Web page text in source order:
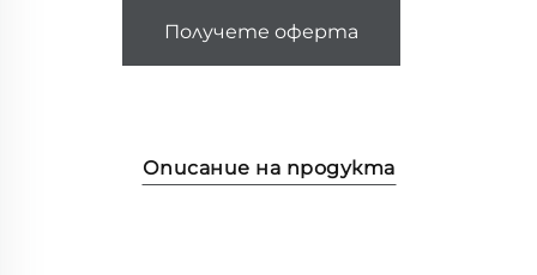
Получете оферта
Описание на продукта